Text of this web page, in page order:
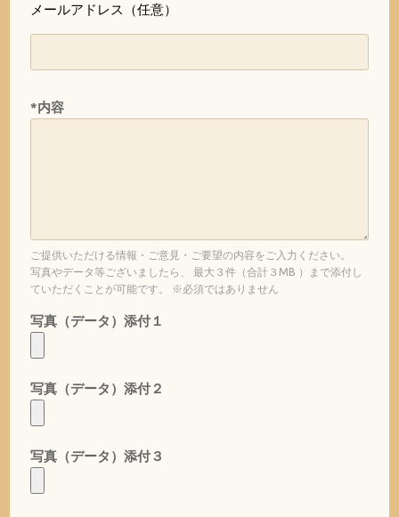
メールアドレス（任意）
*内容
ご提供いただける情報・ご意見・ご要望の内容をご入力ください。
写真やデータ等ございましたら、 最大３件（合計３MB ）まで添付し
ていただくことが可能です。 ※必須ではありません
写真（データ）添付１
写真（データ）添付２
写真（データ）添付３